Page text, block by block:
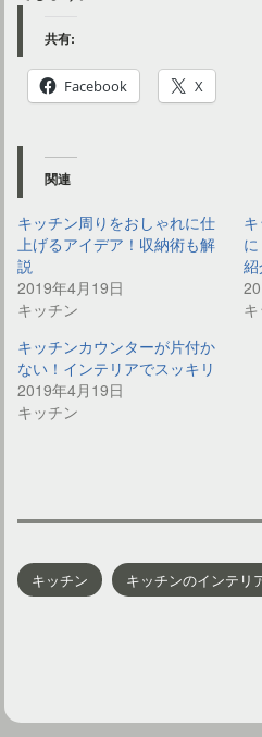
共有:
Facebook X
関連
キッチン周りをおしゃれに仕
上げるアイデア！収納術も解
説
2019年4月19日
キッチン
紹
キッチンカウンターが片付か
ない！インテリアでスッキリ
2019年4月19日
キッチン
キッチン キッチンのインテリ